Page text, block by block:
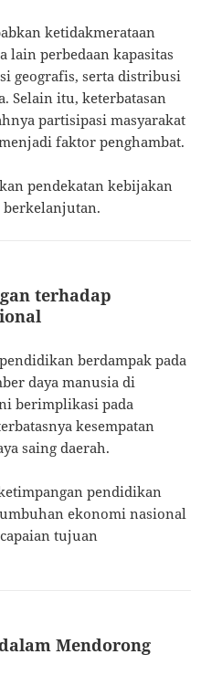
ketidakmerataan
lain perbedaan kapasitas
geografis, serta distribusi
Selain itu, keterbatasan
partisipasi masyarakat
faktor penghambat.
pendekatan kebijakan
terhadap
berdampak pada
daya manusia di
berimplikasi pada
kesempatan
saing daerah.
pendidikan
ekonomi nasional
tujuan
Mendorong